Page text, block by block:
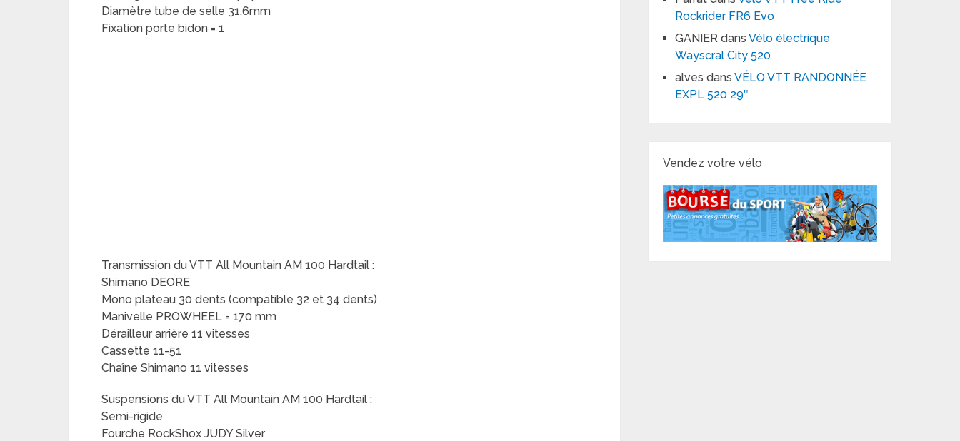
Diamètre tube de selle 31,6mm
Fixation porte bidon = 1
Transmission du VTT All Mountain AM 100 Hardtail :
Shimano DEORE
Mono plateau 30 dents (compatible 32 et 34 dents)
Manivelle PROWHEEL = 170 mm
Dérailleur arrière 11 vitesses
Cassette 11-51
Chaîne Shimano 11 vitesses
Suspensions du VTT All Mountain AM 100 Hardtail :
Semi-rigide
Fourche RockShox JUDY Silver
Rockrider FR6 Evo
GANIER dansVélo électrique
Wayscral City 520
alves dansVÉLO VTT RANDONNÉE
EXPL 520 29″
Vendez votre vélo